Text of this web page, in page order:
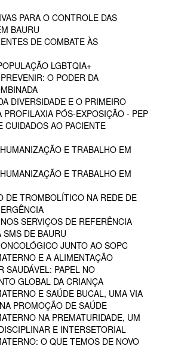
PARA O CONTROLE DAS
BAURU
DE COMBATE ÀS
LGBTQIA+
O PODER DA
DIVERSIDADE E O PRIMEIRO
PROFILAXIA PÓS-EXPOSIÇÃO - PEP
CUIDADOS AO PACIENTE
E TRABALHO EM
E TRABALHO EM
DE TROMBOLÍTICO NA REDE DE
SERVIÇOS DE REFERÊNCIA
SMS DE BAURU
JUNTO AO SOPC
E A ALIMENTAÇÃO
SAUDÁVEL: PAPEL NO
GLOBAL DA CRIANÇA
E SAÚDE BUCAL, UMA VIA
PROMOÇÃO DE SAÚDE
NA PREMATURIDADE, UM
E INTERSETORIAL
O QUE TEMOS DE NOVO